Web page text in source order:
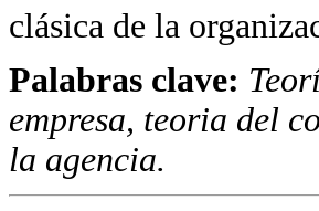
clásica de la
Palabras clave:
empresa, teoria del
la agencia.